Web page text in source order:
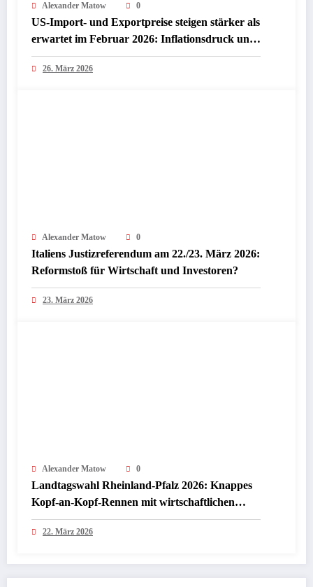
Alexander Matow 0
US-Import- und Exportpreise steigen stärker als
erwartet im Februar 2026: Inflationsdruck und
Chancen für Investoren
26. März 2026
Alexander Matow 0
Italiens Justizreferendum am 22./23. März 2026:
Reformstoß für Wirtschaft und Investoren?
23. März 2026
Alexander Matow 0
Landtagswahl Rheinland-Pfalz 2026: Knappes
Kopf-an-Kopf-Rennen mit wirtschaftlichen
Folgen für Investoren
22. März 2026